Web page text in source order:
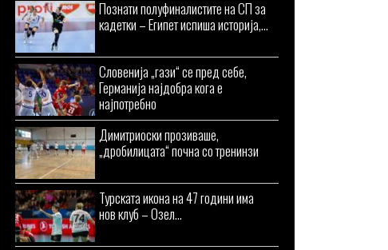
Познати полуфиналистите на СП за
кадетки – Египет испиша историја,...
Словенија „гази“ се пред себе,
Германија најдобра кога е
најпотребно
Димитриоски прозиваше,
„дробилицата“ почна со тренинзи
Турската икона на 47 години има
нов клуб – Озел...